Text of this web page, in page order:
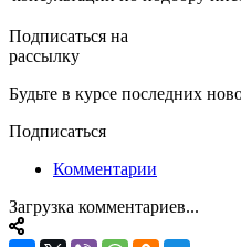
Подписаться на
рассылку
Будьте в курсе последних
Подписаться
Комментарии
Загрузка комментариев...